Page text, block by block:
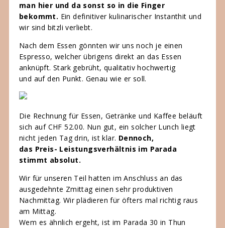
man hier und da sonst so in die Finger
bekommt. Ein definitiver kulinarischer Instanthit und
wir sind bitzli verliebt.
Nach dem Essen gönnten wir uns noch je einen
Espresso, welcher übrigens direkt an das Essen
anknüpft. Stark gebrüht, qualitativ hochwertig
und auf den Punkt. Genau wie er soll.
Die Rechnung für Essen, Getränke und Kaffee beläuft
sich auf CHF 52.00. Nun gut, ein solcher Lunch liegt
nicht jeden Tag drin, ist klar. Dennoch,
das Preis- Leistungsverhältnis im Parada
stimmt absolut.
Wir für unseren Teil hatten im Anschluss an das
ausgedehnte Zmittag einen sehr produktiven
Nachmittag. Wir plädieren für öfters mal richtig raus
am Mittag.
Wem es ähnlich ergeht, ist im Parada 30 in Thun